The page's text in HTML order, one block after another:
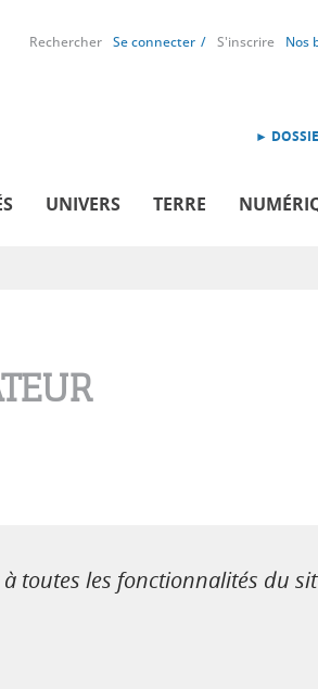
Rechercher Se connecter S'inscrire Nos
►
UNIVERS TERRE
toutes les fonctionnalités du